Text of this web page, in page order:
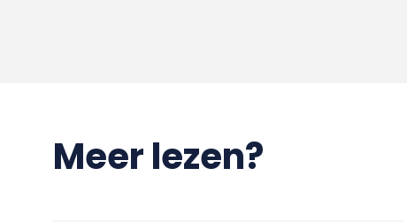
Meer lezen?